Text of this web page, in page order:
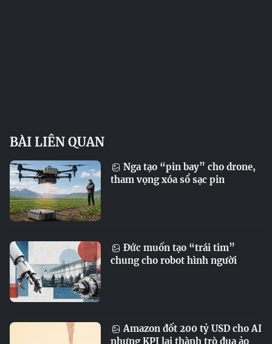
BÀI LIÊN QUAN
Nga tạo “pin bay” cho drone,
tham vọng xóa sổ sạc pin
Đức muốn tạo “trái tim”
chung cho robot hình người
Amazon đốt 200 tỷ USD cho AI
nhưng KPI lại thành trò đua ảo